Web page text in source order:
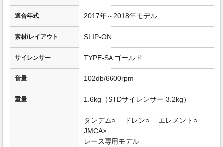
適合年式 2017年～2018年モデル
素材/レイアウト SLIP-ON
サイレンサー TYPE-SA ゴールド
音量 102db/6600rpm
重量 1.6kg（STDサイレンサー 3.2kg）
タンデム○ ドレン○ エレメント○
JMCA×
レース専用モデル